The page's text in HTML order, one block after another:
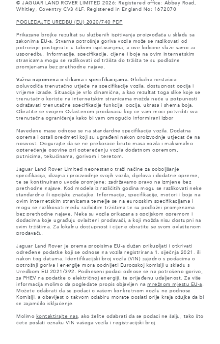
© JAGUAR LAND ROVER LIMITED 2026: Registered office: Abbey Road,
Whitley, Coventry CV3 4LF. Registered in England No: 1672070
POGLEDAJTE UREDBU (EU) 2020/740 PDF
Prikazane brojke rezultat su službenih ispitivanja proizvođača u skladu sa
zakonima EU-a. Stvarna potrošnja goriva vozila može se razlikovati od
potrošnje postignute u takvim ispitivanjima, a ove količine služe samo za
usporedbu. Informacije, specifikacije, cijene i boje na ovim internetskim
stranicama mogu se razlikovati od tržišta do tržišta te su podložne
promjenama bez prethodne najave.
Važna napomena o slikama i specifikacijama. Globalna nestašica
poluvodiča trenutačno utječe na specifikacije vozila, dostupnost opcija i
vrijeme izrade. Situacija je vrlo dinamična, a kao rezultat toga slike koje se
trenutačno koriste na internetskim stranicama možda neće u potpunosti
odražavati trenutačne specifikacije funkcija, opcija, ukrasa i shema boja.
Obratite se svojem Ovlaštenom prodavaču koji će vam moći potvrditi sva
trenutačna ograničenja kako bi vam omogućio informirani izbor
Navedene mase odnose se na standardne specifikacije vozila. Dodatna
oprema i ostali predmeti koji su ugrađeni nakon proizvodnje utjecat će na
nosivost. Osigurajte da se ne prekorače bruto masa vozila i maksimalno
opterećenje osovine pri opterećenju vozila dodatnom opremom,
putnicima, tekućinama, gorivom i teretom.
Jaguar Land Rover Limited neprestano traži načine za poboljšanje
specifikacija, dizajna i proizvodnje svojih vozila, dijelova i dodatne opreme,
te se kontinuirano uvode promjene; zadržavamo pravo na izmjene bez
prethodne najave. Kod modela iz različitih godina mogu se razlikovati neke
standardne ili opcijske značajke. Informacije, specifikacije, motori i boje na
ovim internetskim stranicama temelje se na europskim specifikacijama i
mogu se razlikovati među različitim tržištima te su podložni promjenama
bez prethodne najave. Neka su vozila prikazana s opcijskom opremom i
dodacima koje ugrađuju ovlašteni prodavači, a koji možda nisu dostupni na
svim tržištima. Za lokalnu dostupnost i cijene obratite se svom ovlaštenom
prodavaču.
Jaguar Land Rover je prema propisima EU-a dužan prikupljati i otkrivati
određene podatke koji se odnose na vozila registrirana 1. siječnja 2021. ili
nakon tog datuma. Identifikacijski broj vozila (VIN) zajedno s podacima o
potrošnji goriva i energije mora podnijeti Europskoj komisiji u skladu s
Uredbom EU 2021/392. Podneseni podaci odnose se na potrošeno gorivo,
za PHEV na podatke o električnoj energiji, te prijeđenu udaljenost. Za više
informacija molimo da pogledate propis objavljen na mrežnom mjestu EU-a .
Možete odabrati da se podaci o vašem konkretnom vozilu ne podnose
Komisiji, a obavijest o takvom odabiru morate poslati prije kraja ožujka da bi
se zajamčilo isključenje.
Molimo kontaktirajte nas, ako želite odabrati da se podaci ne šalju, tako što
ćete poslati oznaku VIN vašega vozila i registracijski broj.